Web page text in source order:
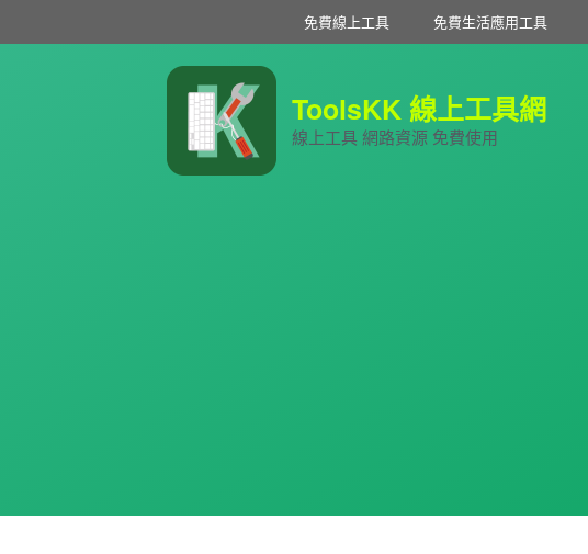
免費線上工具 免費生活應用工具
ToolsKK 線上工具網
線上工具 網路資源 免費使用